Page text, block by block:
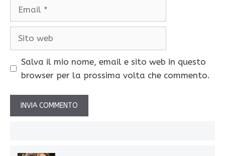
Salva il mio nome, email e sito web in questo
browser per la prossima volta che commento.